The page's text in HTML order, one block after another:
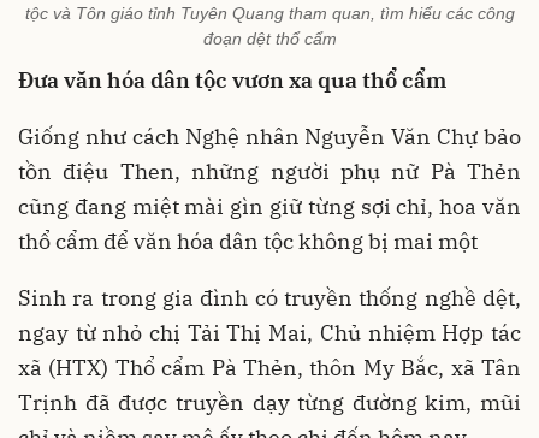
tộc và Tôn giáo tỉnh Tuyên Quang tham quan, tìm hiểu các công
đoạn dệt thổ cẩm
Đưa văn hóa dân tộc vươn xa qua thổ cẩm
Giống như cách Nghệ nhân Nguyễn Văn Chự bảo
tồn điệu Then, những người phụ nữ Pà Thẻn
cũng đang miệt mài gìn giữ từng sợi chỉ, hoa văn
thổ cẩm để văn hóa dân tộc không bị mai một
Sinh ra trong gia đình có truyền thống nghề dệt,
ngay từ nhỏ chị Tải Thị Mai, Chủ nhiệm Hợp tác
xã (HTX) Thổ cẩm Pà Thẻn, thôn My Bắc, xã Tân
Trịnh đã được truyền dạy từng đường kim, mũi